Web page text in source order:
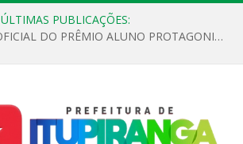
ÚLTIMAS PUBLICAÇÕES:
REGULAMENTO OFICIAL DO PRÊMIO ALUNO PROTAGONISTA – EDIÇÃO 2026